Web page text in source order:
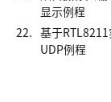
显示例程
22.
基于
UDP例程